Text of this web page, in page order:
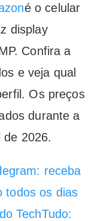
é o celular
display
Confira a
e veja qual
Os preços
durante a
2026.
receba
todos os dias
TechTudo: